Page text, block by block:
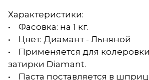
Характеристики:
• Фасовка: на 1 кг.
• Цвет: Диамант - Льняной
• Применяется для
затирки Diamant.
• Паста поставляется в